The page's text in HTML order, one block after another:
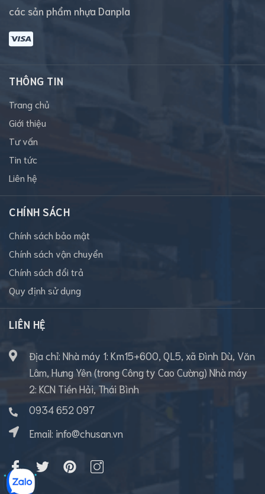
các sản phẩm nhựa Danpla
THÔNG TIN
Trang chủ
Giới thiệu
Tư vấn
Tin tức
Liên hệ
CHÍNH SÁCH
Chính sách bảo mật
Chính sách vận chuyển
Chính sách đổi trả
Quy định sử dụng
LIÊN HỆ
Địa chỉ: Nhà máy 1: Km15+600, QL5, xã Đình Dù, Văn
Lâm, Hưng Yên (trong Công ty Cao Cường) Nhà máy
2: KCN Tiền Hải, Thái Bình
0934 652 097
Email: info@chusan.vn